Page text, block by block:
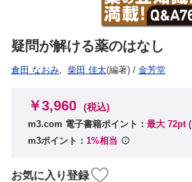
疑問が解ける薬のはなし
倉田 なおみ, 柴田 佳太(編著) / 金芳堂
￥3,960 (税込)
m3.com 電子書籍ポイント： 最大 72pt (
m3ポイント： 1%相当
お気に入り登録